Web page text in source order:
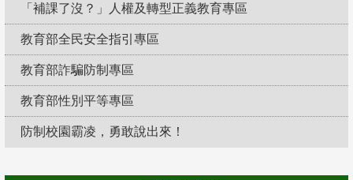
「補課了沒？」人權及轉型正義教育專區
教育部全民安全指引專區
教育部詐騙防制專區
教育部性別平等專區
防制校園霸凌，勇敢說出來！